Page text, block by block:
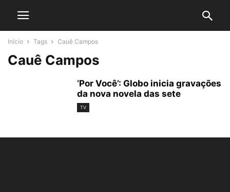
Início Tags Cauê Campos
Cauê Campos
‘Por Você’: Globo inicia gravações
da nova novela das sete
TV